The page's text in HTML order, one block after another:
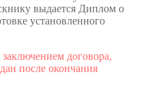
выдается Диплом о
установленного
договора,
после окончания